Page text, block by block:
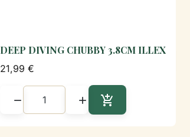
Aperçu rapide
DEEP DIVING CHUBBY 3.8CM ILLEX
21,99 €
  
Ajouter au panier